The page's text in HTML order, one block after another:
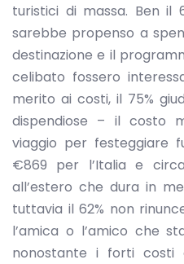
turistici di massa. Ben il
sarebbe propenso a
destinazione e il
celibato fossero
merito ai costi, il 75%
dispendiose – il costo
viaggio per festeggiare
€869 per l’Italia e
all’estero che dura in
tuttavia il 62% non
l’amica o l’amico che
nonostante i forti costi